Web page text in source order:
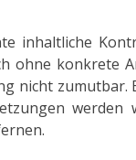
inhaltliche
ohne konkrete
nicht zumutbar.
werden